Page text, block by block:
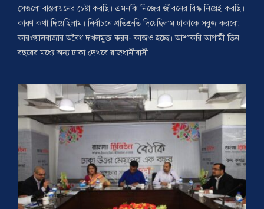
সেগুলো বাস্তবায়নের চেষ্টা করছি। এমনকি নিজের জীবনের রিস্ক নিয়েই করছি।
কারণ কথা দিয়েছিলাম। নির্বাচনে প্রতিশ্রুতি দিয়েছিলাম ঢাকাকে সবুজ করবো,
কারওয়ানবাজার অবৈধ দখলমুক্ত করব- কাজও হচ্ছে। আশাকরি আগামী তিন
বছরের মধ্যে অন্য ঢাকা দেখবে রাজধানীবাসী।